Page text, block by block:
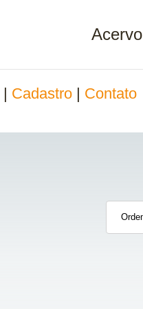
Acervo
Cadastro Contato